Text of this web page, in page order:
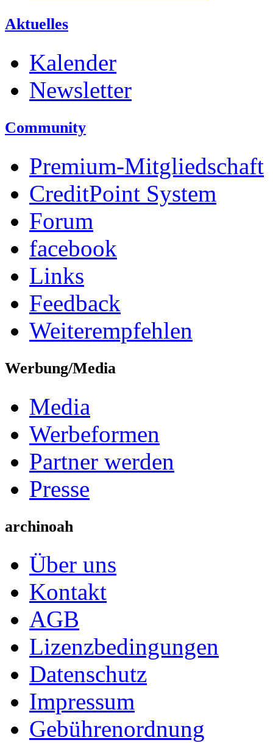
Aktuelles
Kalender
Newsletter
Community
Premium-Mitgliedschaft
CreditPoint System
Forum
facebook
Links
Feedback
Weiterempfehlen
Werbung/Media
Media
Werbeformen
Partner werden
Presse
archinoah
Über uns
Kontakt
AGB
Lizenzbedingungen
Datenschutz
Impressum
Gebührenordnung